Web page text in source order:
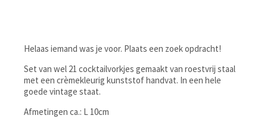
Helaas iemand was je voor. Plaats een zoek opdracht!
Set van wel 21 cocktailvorkjes gemaakt van roestvrij staal
met een crèmekleurig kunststof handvat. In een hele
goede vintage staat.
Afmetingen ca.: L 10cm